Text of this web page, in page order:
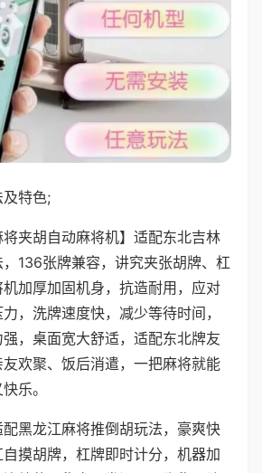
特色;
将夹胡自动麻将机】适配东北吉林
136张牌兼容，讲究夹张胡牌、杠
加厚加固机身，抗造耐用，应对
，洗牌速度快，减少等待时间，
，桌面宽大舒适，适配东北牌友
欢聚、饭后消遣，一把麻将就能
乐。
黑龙江麻将推倒胡玩法，豪爽快
摸胡牌，杠牌即时计分，机器加